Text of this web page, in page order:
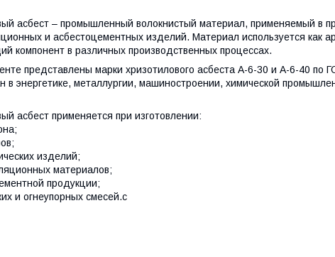
асбест – промышленный волокнистый материал, применяемый в
и асбестоцементных изделий. Материал используется как
компонент в различных производственных процессах.
представлены марки хризотилового асбеста А-6-30 и А-6-40 по
в энергетике, металлургии, машиностроении, химической
асбест применяется при изготовлении:
изделий;
материалов;
продукции;
и огнеупорных смесей.с